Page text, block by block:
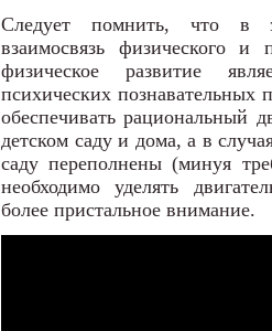
Следует помнить, что в
взаимосвязь физического и
физическое развитие
психических познавательных
обеспечивать рациональный
детском саду и дома, а в
саду переполнены (минуя
необходимо уделять
более пристальное внимание.